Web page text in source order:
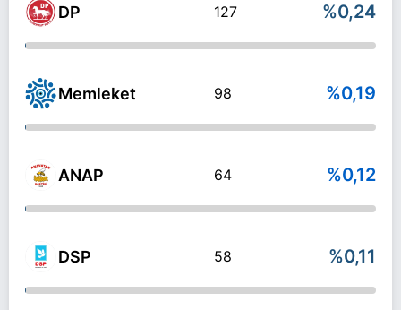
DP 127 %0,24
Memleket 98 %0,19
ANAP 64 %0,12
DSP 58 %0,11